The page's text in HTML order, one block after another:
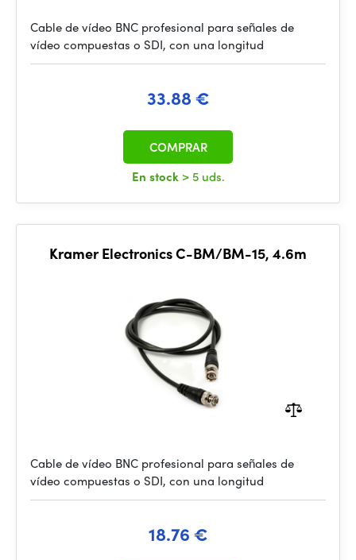
Cable de vídeo BNC profesional para señales de
vídeo compuestas o SDI, con una longitud
33.88 €
En stock > 5 uds.
COMPRAR
Kramer Electronics C-BM/BM-15, 4.6m
Cable de vídeo BNC profesional para señales de
vídeo compuestas o SDI, con una longitud
18.76 €